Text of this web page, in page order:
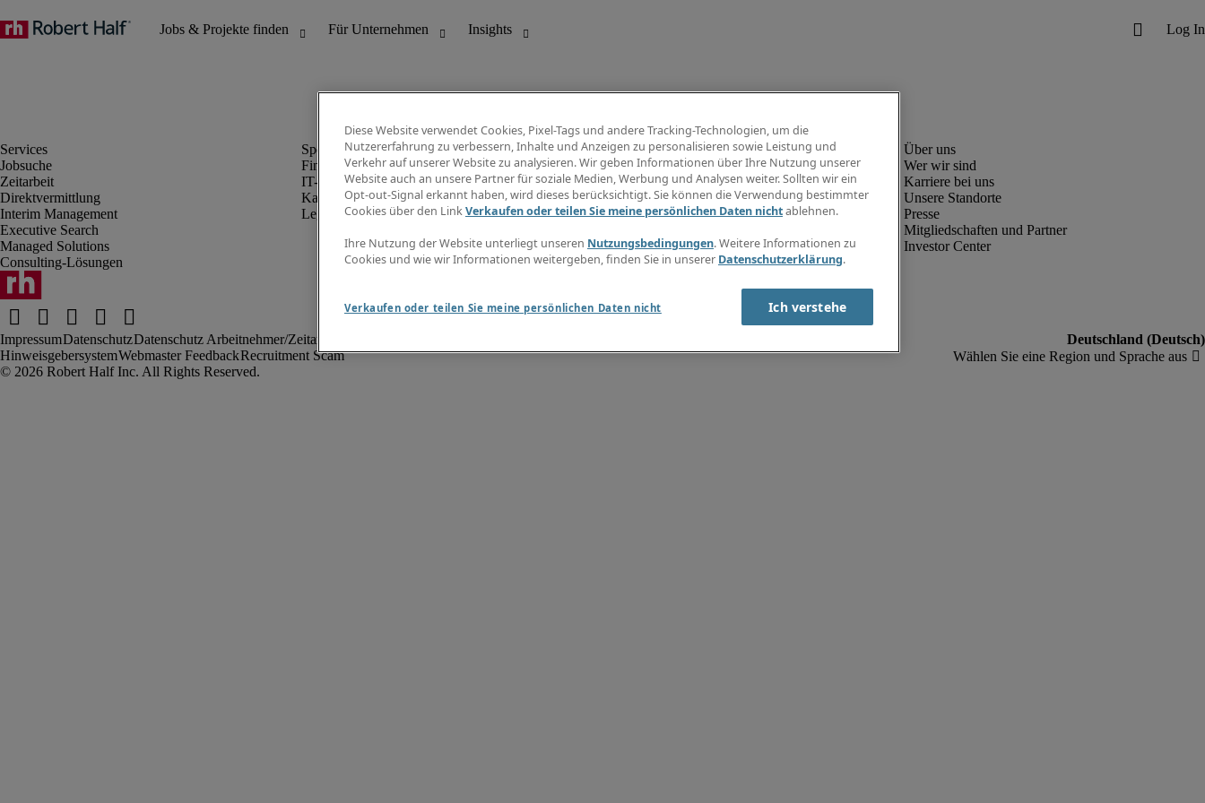
Jobsuche
Zeitarbeit
Direktvermittlung
Interim Management
Executive Search
Managed Solutions
Consulting-Lösungen
Finanz- & Rechnungswesen
IT-Bereich
Kaufmännischer Bereich
Legal
Info Center
Jobübersicht
Gehaltsübersicht
E-Learning
Wer wir sind
Karriere bei uns
Unsere Standorte
Presse
Mitgliedschaften und Partner
Investor Center
ImpressumDatenschutzDatenschutz Arbeitnehmer/Zeitarbeitskräfte
HinweisgebersystemWebmaster FeedbackRecruitment Scam
Diese Website verwendet Cookies, Pixel-Tags und andere Tracking-Technologien, um die
Nutzererfahrung zu verbessern, Inhalte und Anzeigen zu personalisieren sowie Leistung und
Verkehr auf unserer Website zu analysieren. Wir geben Informationen über Ihre Nutzung unserer
Website auch an unsere Partner für soziale Medien, Werbung und Analysen weiter. Sollten wir ein
Opt-out-Signal erkannt haben, wird dieses berücksichtigt. Sie können die Verwendung bestimmter
Cookies über den LinkVerkaufen oder teilen Sie meine persönlichen Daten nichtablehnen.
Ihre Nutzung der Website unterliegt unseren Nutzungsbedingungen. Weitere Informationen zu
Cookies und wie wir Informationen weitergeben, finden Sie in unserer Datenschutzerklärung.
Verkaufen oder teilen Sie meine persönlichen Daten nicht Ich verstehe